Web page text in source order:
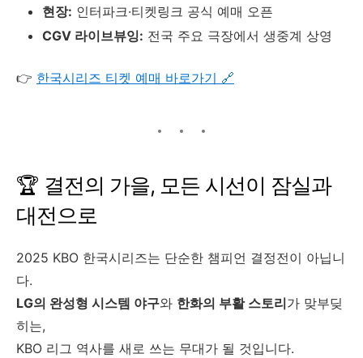
현장: 인터파크·티켓링크 공식 예매 오픈
CGV 라이브뷰잉: 전국 주요 극장에서 생중계 상영
👉 한국시리즈 티켓 예매 바로가기 🔗
🏆 결전의 가을, 모든 시선이 잠실과
대전으로
2025 KBO 한국시리즈는 단순한 챔피언 결정전이 아닙니
다.
LG의 완성형 시스템 야구와 한화의 부활 스토리가 맞부딪
히는,
KBO 리그 역사를 새로 쓰는 무대가 될 것입니다.